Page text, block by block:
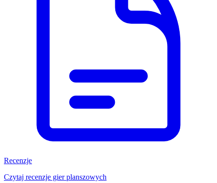
Recenzje
Czytaj recenzje gier planszowych